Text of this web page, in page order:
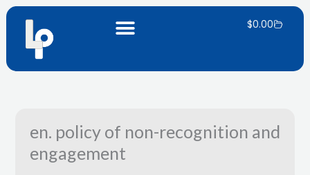
Skip
content
$0.00Panier
en. policy of non-recognition and
engagement